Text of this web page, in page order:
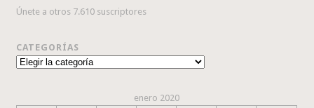
Únete a otros 7.610 suscriptores
CATEGORÍAS
Categorías
enero 2020